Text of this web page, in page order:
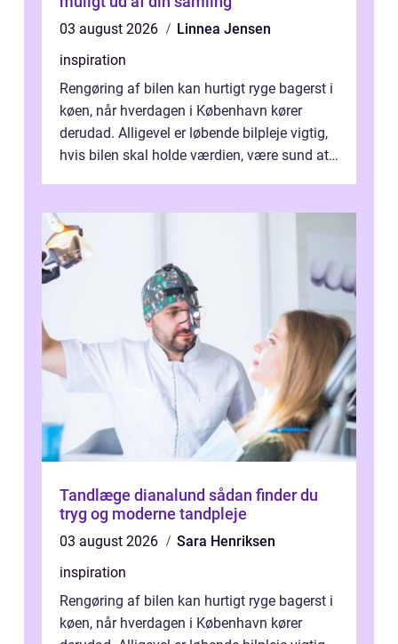
03 august 2026
Linnea Jensen
inspiration
Rengøring af bilen kan hurtigt ryge bagerst i
køen, når hverdagen i København kører
derudad. Alligevel er løbende bilpleje vigtig,
hvis bilen skal holde værdien, være sund at
Tandlæge dianalund sådan finder du
tryg og moderne tandpleje
03 august 2026
Sara Henriksen
inspiration
Rengøring af bilen kan hurtigt ryge bagerst i
køen, når hverdagen i København kører